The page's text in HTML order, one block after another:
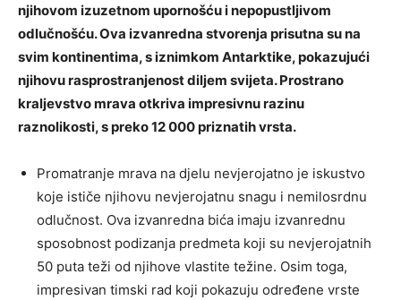
njihovom izuzetnom upornošću i nepopustljivom
odlučnošću. Ova izvanredna stvorenja prisutna su na
svim kontinentima, s iznimkom Antarktike, pokazujući
njihovu rasprostranjenost diljem svijeta. Prostrano
kraljevstvo mrava otkriva impresivnu razinu
raznolikosti, s preko 12 000 priznatih vrsta.
Promatranje mrava na djelu nevjerojatno je iskustvo
koje ističe njihovu nevjerojatnu snagu i nemilosrdnu
odlučnost. Ova izvanredna bića imaju izvanrednu
sposobnost podizanja predmeta koji su nevjerojatnih
50 puta teži od njihove vlastite težine. Osim toga,
impresivan timski rad koji pokazuju određene vrste